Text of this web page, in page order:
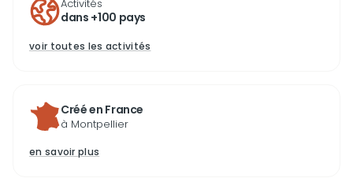
Activités
dans +100 pays
voir toutes les activités
Créé en France
à Montpellier
en savoir plus